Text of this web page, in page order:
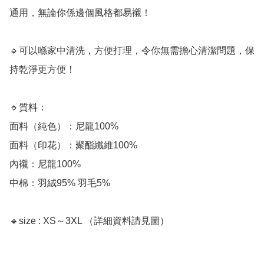
通用，無論你係邊個風格都易襯！
🔹可以喺家中清洗，方便打理，令你無需擔心清潔問題，保
持乾淨更方便！
🔹質料：
面料（純色）：尼龍100%
面料（印花）：聚酯纖維100%
內襯：尼龍100%
中棉：羽絨95% 羽毛5%
🔹size : XS～3XL （詳細資料請見圖）